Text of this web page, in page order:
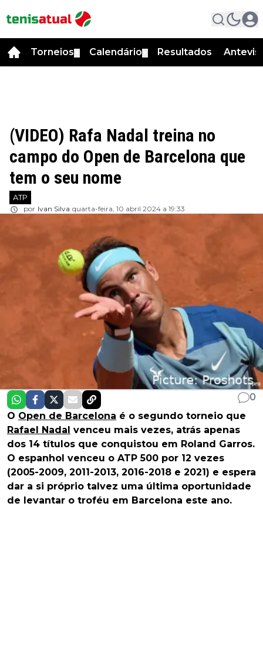
Torneios Calendário Resultados
(VIDEO) Rafa Nadal treina no
campo do Open de Barcelona que
tem o seu nome
ATP
por Ivan Silva quarta-feira, 10 abril 2024 a 19:33
0
O Open de Barcelona é o segundo torneio que
Rafael Nadal venceu mais vezes, atrás apenas
dos 14 títulos que conquistou em Roland Garros.
O espanhol venceu o ATP 500 por 12 vezes
(2005-2009, 2011-2013, 2016-2018 e 2021) e espera
dar a si próprio talvez uma última oportunidade
de levantar o troféu em Barcelona este ano.